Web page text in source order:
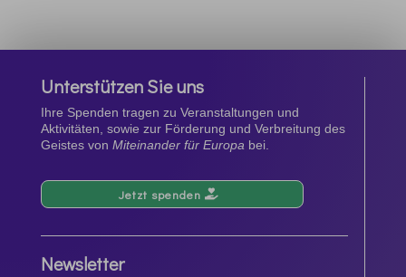
Unterstützen Sie uns
Ihre Spenden tragen zu Veranstaltungen und
Aktivitäten, sowie zur Förderung und Verbreitung des
Geistes von Miteinander für Europabei.
Jetzt spenden
Newsletter